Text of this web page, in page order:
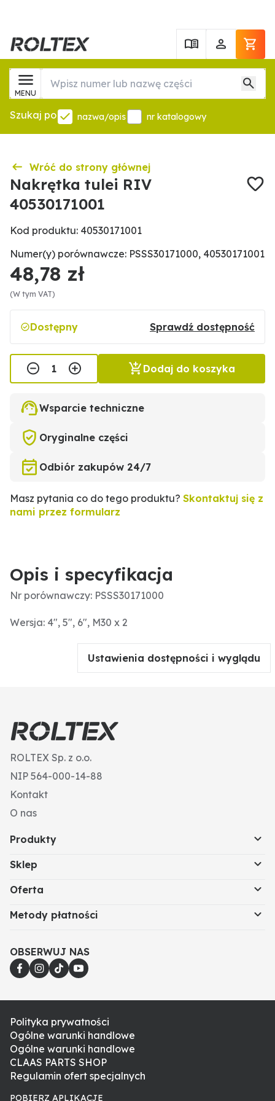
MENU
Szukaj po nazwa/opis nr katalogowy
Wróć do strony głównej
Nakrętka tulei RIV
40530171001
Kod produktu: 40530171001
Numer(y) porównawcze: PSSS30171000, 40530171001
48,78 zł
(W tym VAT)
Dostępny Sprawdź dostępność
Dodaj do koszyka
Wsparcie techniczne
Oryginalne części
Odbiór zakupów 24/7
Masz pytania co do tego produktu? Skontaktuj się z
nami przez formularz
Opis i specyfikacja
Nr porównawczy: PSSS30171000
Wersja: 4", 5", 6", M30 x 2
Ustawienia dostępności i wyglądu
ROLTEX Sp. z o.o.
NIP 564-000-14-88
Kontakt
O nas
Produkty
Sklep
Oferta
Metody płatności
OBSERWUJ NAS
Polityka prywatności
Ogólne warunki handlowe
Ogólne warunki handlowe
CLAAS PARTS SHOP
Regulamin ofert specjalnych
POBIERZ APLIKACJE